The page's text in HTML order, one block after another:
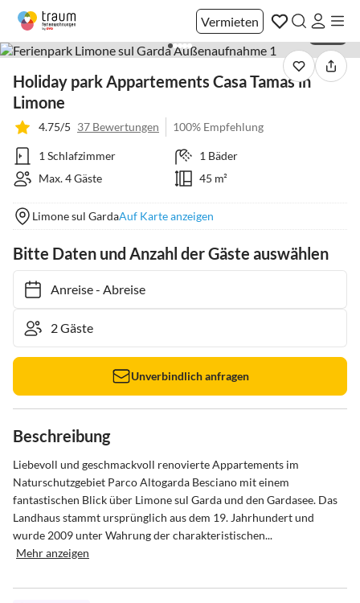
Vermieten
Holiday park Appartements Casa Tamas in
Limone
4.75/5 37 Bewertungen 100% Empfehlung
1 Schlafzimmer
1 Bäder
Max. 4 Gäste
45 m²
Limone sul GardaAuf Karte anzeigen
Bitte Daten und Anzahl der Gäste auswählen
Anreise- Abreise
Unverbindlich anfragen
Beschreibung
Liebevoll und geschmackvoll renovierte Appartements im
Naturschutzgebiet Parco Altogarda Besciano mit einem
fantastischen Blick über Limone sul Garda und den Gardasee. Das
Landhaus stammt ursprünglich aus dem 19. Jahrhundert und
wurde 2009 unter Wahrung der charakteristischen...
Mehr anzeigen